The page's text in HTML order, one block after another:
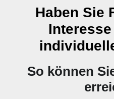
Haben Sie
So können